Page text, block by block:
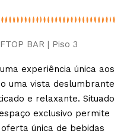
BAR | Piso 3
experiência única aos
uma vista deslumbrante
e relaxante. Situado
exclusivo permite
única de bebidas